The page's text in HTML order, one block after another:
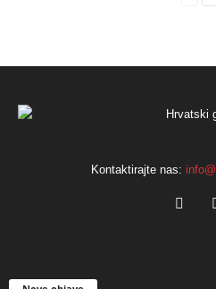
Kontaktirajte nas: